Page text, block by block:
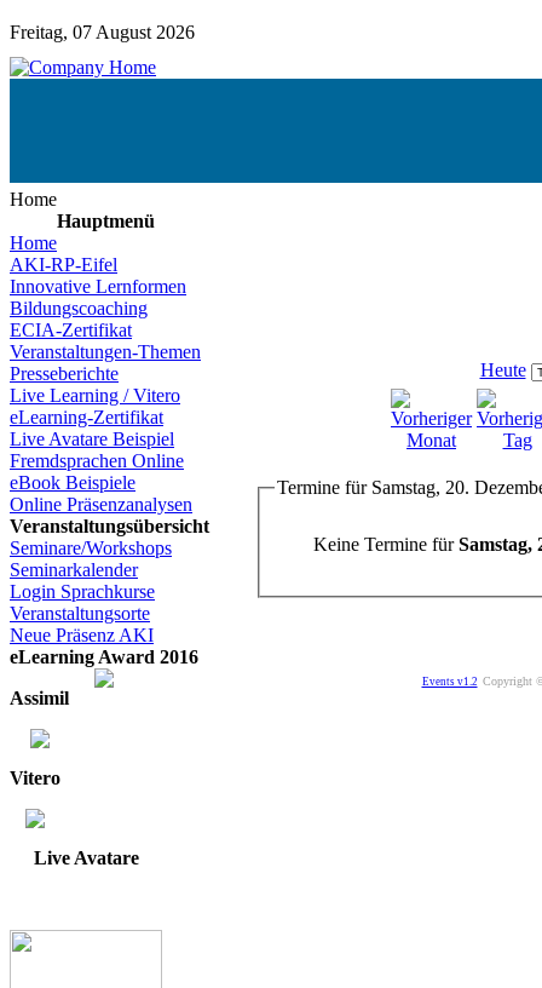
Freitag, 07 August 2026
Home
Hauptmenü
Home
AKI-RP-Eifel
Innovative Lernformen
Bildungscoaching
ECIA-Zertifikat
Veranstaltungen-Themen
Presseberichte
Live Learning / Vitero
eLearning-Zertifikat
Live Avatare Beispiel
Fremdsprachen Online
eBook Beispiele
Online Präsenzanalysen
Veranstaltungsübersicht
Seminare/Workshops
Seminarkalender
Login Sprachkurse
Veranstaltungsorte
Neue Präsenz AKI
eLearning Award 2016
Assimil
Vitero
Live Avatare
Heute
Termine für Samstag, 20.
Keine Termine fürSamstag,
Events v1.2 Copyright